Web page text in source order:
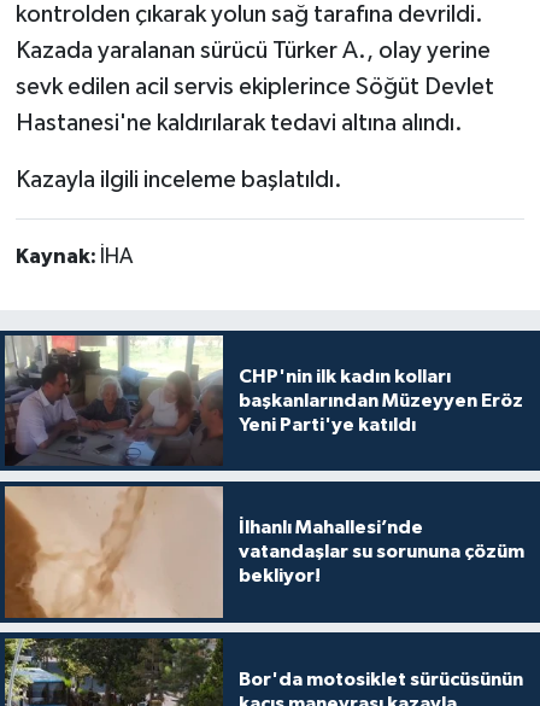
kontrolden çıkarak yolun sağ tarafına devrildi.
Kazada yaralanan sürücü Türker A., olay yerine
sevk edilen acil servis ekiplerince Söğüt Devlet
Hastanesi'ne kaldırılarak tedavi altına alındı.
Kazayla ilgili inceleme başlatıldı.
Kaynak: İHA
CHP'nin ilk kadın kolları
başkanlarından Müzeyyen Eröz
Yeni Parti'ye katıldı
İlhanlı Mahallesi’nde
vatandaşlar su sorununa çözüm
bekliyor!
Bor'da motosiklet sürücüsünün